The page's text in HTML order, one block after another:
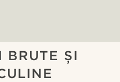
BRUTE ȘI